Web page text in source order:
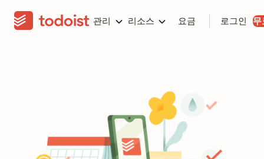
관리 리소스 요금 로그인 무